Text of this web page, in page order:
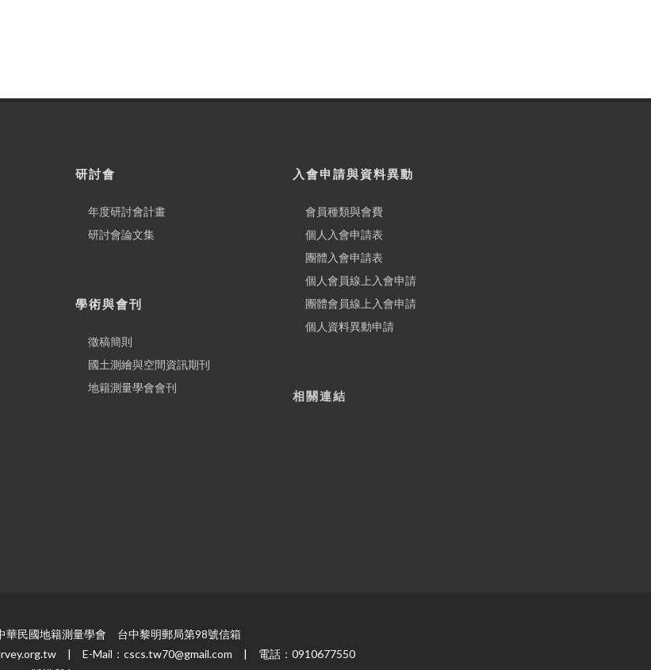
研討會
年度研討會計畫
研討會論文集
學術與會刊
徵稿簡則
國土測繪與空間資訊期刊
地籍測量學會會刊
入會申請與資料異動
會員種類與會費
個人入會申請表
團體入會申請表
個人會員線上入會申請
團體會員線上入會申請
個人資料異動申請
相關連結
華民國地籍測量學會 台中黎明郵局第98號信箱
| E-Mail：cscs.tw70@gmail.com | 電話：0910677550